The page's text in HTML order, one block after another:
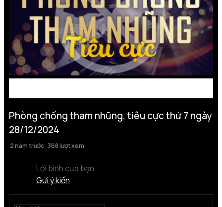
Phòng chống tham nhũng, tiêu cực thứ 7 ngày
28/12/2024
2 năm trước 368 lượt xem
Lời bình của bạn
Gửi ý kiến